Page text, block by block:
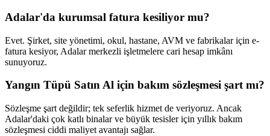
Adalar'da kurumsal fatura kesiliyor mu?
Evet. Şirket, site yönetimi, okul, hastane, AVM ve fabrikalar için e-
fatura kesiyor, Adalar merkezli işletmelere cari hesap imkânı
sunuyoruz.
Yangın Tüpü Satın Al için bakım sözleşmesi şart mı?
Sözleşme şart değildir; tek seferlik hizmet de veriyoruz. Ancak
Adalar'daki çok katlı binalar ve büyük tesisler için yıllık bakım
sözleşmesi ciddi maliyet avantajı sağlar.